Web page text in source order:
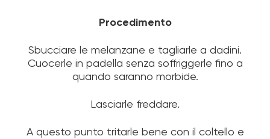
Procedimento
Sbucciare le melanzane e tagliarle a dadini.
Cuocerle in padella senza soffriggerle fino a
quando saranno morbide.
Lasciarle freddare.
A questo punto tritarle bene con il coltello e